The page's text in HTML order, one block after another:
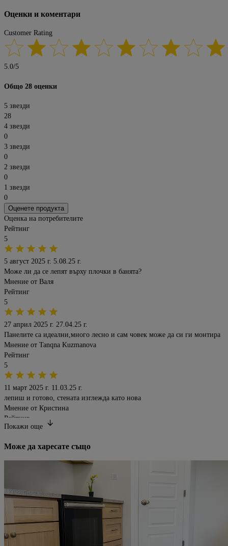
Оценки и коментари
Customer Rating
5.0/5
Общо 28 оценки
5 звезди
28
4 звезди
0
3 звезди
0
2 звезди
0
1 звезди
0
Оценете продукта
Оценка на потребителите
Рейтинг
5
5 август 2025 г. 5.08.25 г.
Може ли да се лепят върху плочки в банята?
Мнение от Валя
Рейтинг
5
27 април 2025 г. 27.04.25 г.
Панелите са идеални,много лесно и сам човек може да си ги монтира
Мнение от Tanqna Kuzmanova
Рейтинг
5
11 март 2025 г. 11.03.25 г.
лепиш и готово, стената изглежда като нова
Мнение от Кристина
Рейтинг
5
11 март 2025 г.11.03.25 г.
Получиха се страхотно, използвам ги в салона.
5
9 юли 2024 г.
Надминаха очакванията ми. Издръжливи, добре направени, точно както
е описано.
Покажи oще
Може да харесате също